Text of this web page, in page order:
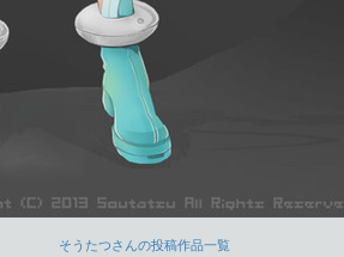
そうたつさんの投稿作品一覧